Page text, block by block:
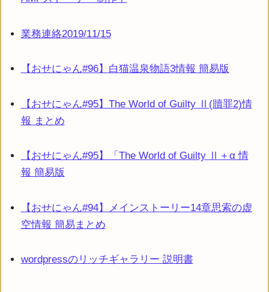
業務連絡2019/11/15
【おせにゃん#96】白猫温泉物語3情報 簡易版
【おせにゃん#95】The World of Guilty Ⅱ(贖罪2)情
報 まとめ
【おせにゃん#95】「The World of Guilty Ⅱ＋α 情
報 簡易版
【おせにゃん#94】メインストーリー14章思索の虚
空情報 簡易まとめ
wordpressのリッチギャラリー 説明書